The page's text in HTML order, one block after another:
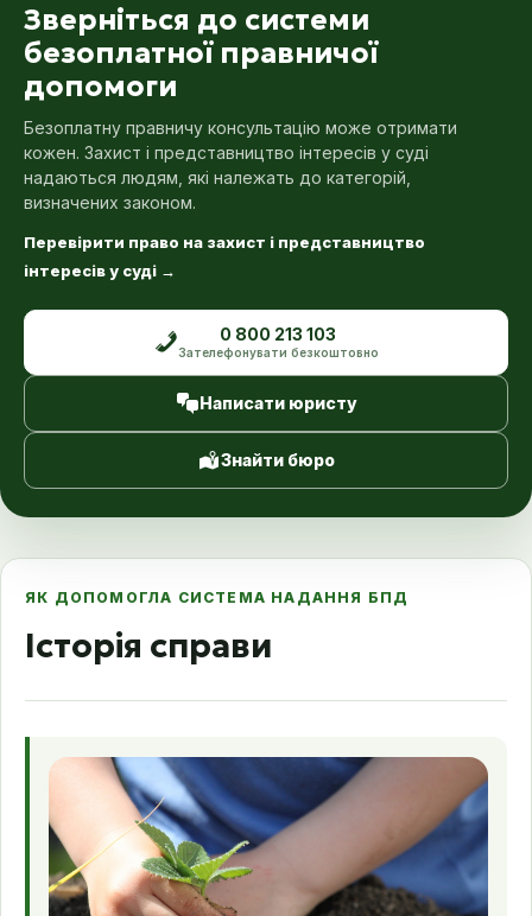
Зверніться до системи
безоплатної правничої
допомоги
Безоплатну правничу консультацію може отримати
кожен. Захист і представництво інтересів у суді
надаються людям, які належать до категорій,
визначених законом.
Перевірити право на захист і представництво
інтересів у суді →
0 800 213 103
Зателефонувати безкоштовно
Написати юристу
Знайти бюро
ЯК ДОПОМОГЛА СИСТЕМА НАДАННЯ БПД
Історія справи